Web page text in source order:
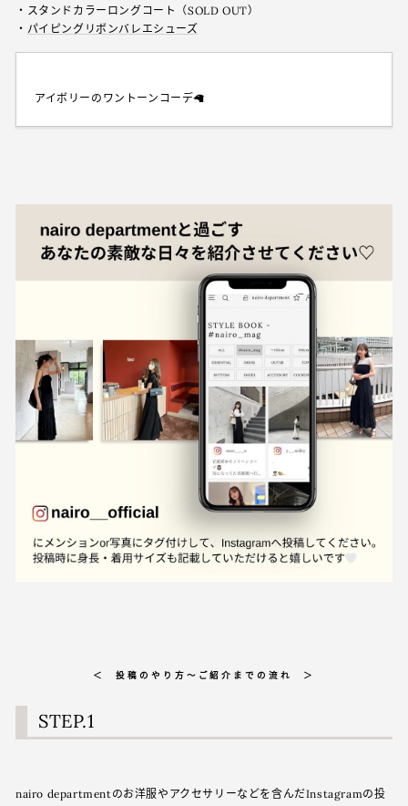
・スタンドカラーロングコート（SOLD OUT）
・ パイピングリボンバレエシューズ
アイボリーのワントーンコーデ🦙
＜ 投稿のやり方〜ご紹介までの流れ ＞
STEP.1
nairo departmentのお洋服やアクセサリーなどを含んだInstagramの投